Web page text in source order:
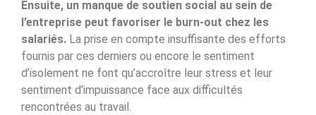
Ensuite, un manque de soutien social au sein de
l’entreprise peut favoriser le burn-out chez les
salariés. La prise en compte insuffisante des efforts
fournis par ces derniers ou encore le sentiment
d’isolement ne font qu’accroître leur stress et leur
sentiment d’impuissance face aux difficultés
rencontrées au travail.